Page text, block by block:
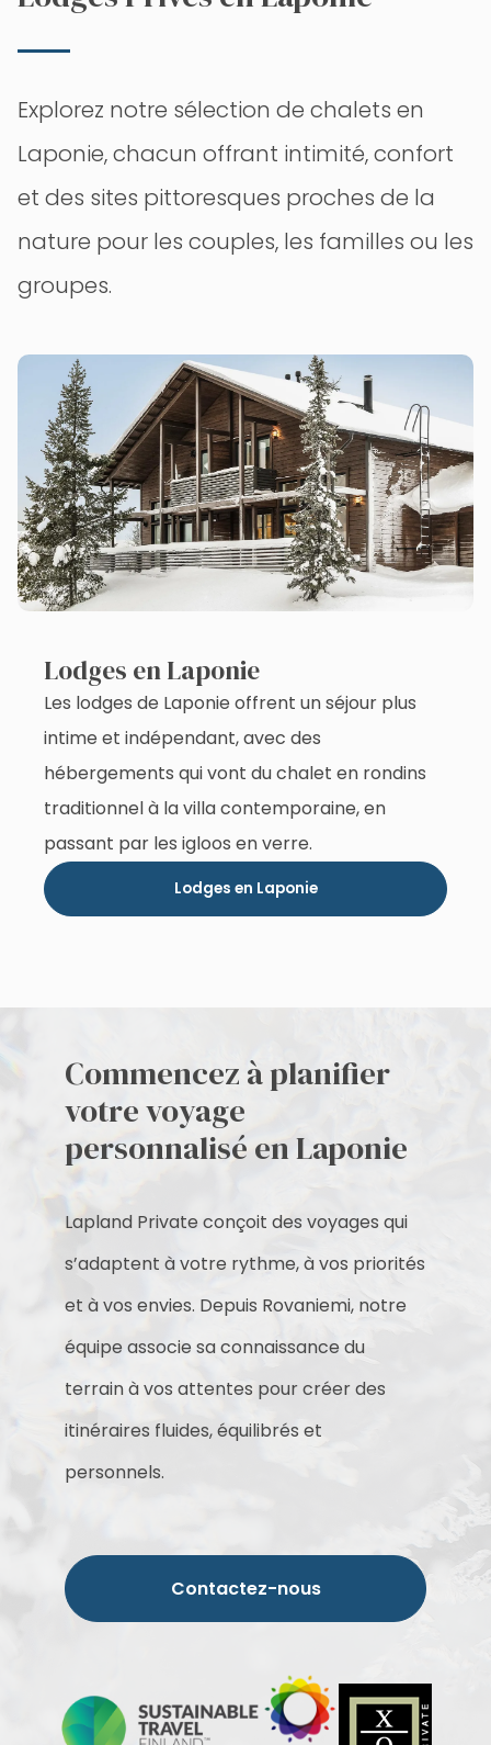
Explorez notre sélection de chalets en
Laponie, chacun offrant intimité, confort
et des sites pittoresques proches de la
nature pour les couples, les familles ou les
groupes.
Lodges en Laponie
Les lodges de Laponie offrent un séjour plus
intime et indépendant, avec des
hébergements qui vont du chalet en rondins
traditionnel à la villa contemporaine, en
passant par les igloos en verre.
Lodges en Laponie
Commencez à planifier
votre voyage
personnalisé en Laponie
Lapland Private conçoit des voyages qui
s’adaptent à votre rythme, à vos priorités
et à vos envies. Depuis Rovaniemi, notre
équipe associe sa connaissance du
terrain à vos attentes pour créer des
itinéraires fluides, équilibrés et
personnels.
Contactez-nous